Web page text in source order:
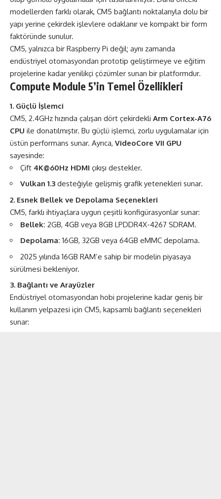
modellerden farklı olarak, CM5 bağlantı noktalarıyla dolu bir
yapı yerine çekirdek işlevlere odaklanır ve kompakt bir form
faktöründe sunulur.
CM5, yalnızca bir Raspberry Pi değil; aynı zamanda
endüstriyel otomasyondan prototip geliştirmeye ve eğitim
projelerine kadar yenilikçi çözümler sunan bir platformdur​​.
Compute Module 5’in Temel Özellikleri
1. Güçlü İşlemci
CM5, 2.4GHz hızında çalışan dört çekirdekli Arm Cortex-A76
CPU ile donatılmıştır. Bu güçlü işlemci, zorlu uygulamalar için
üstün performans sunar. Ayrıca, VideoCore VII GPU
sayesinde:
Çift 4K@60Hz HDMI çıkışı destekler.
Vulkan 1.3 desteğiyle gelişmiş grafik yetenekleri sunar.
2. Esnek Bellek ve Depolama Seçenekleri
CM5, farklı ihtiyaçlara uygun çeşitli konfigürasyonlar sunar:
Bellek: 2GB, 4GB veya 8GB LPDDR4X-4267 SDRAM.
Depolama: 16GB, 32GB veya 64GB eMMC depolama.
2025 yılında 16GB RAM’e sahip bir modelin piyasaya
sürülmesi bekleniyor​​.
3. Bağlantı ve Arayüzler
Endüstriyel otomasyondan hobi projelerine kadar geniş bir
kullanım yelpazesi için CM5, kapsamlı bağlantı seçenekleri
sunar: